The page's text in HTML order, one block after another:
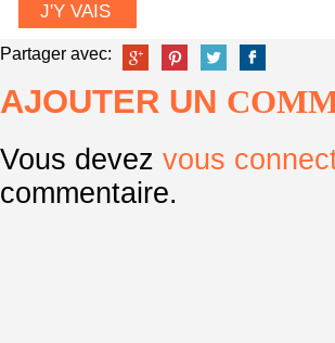
J'Y VAIS
Partager avec:
AJOUTER UN
Vous devez vous
commentaire.